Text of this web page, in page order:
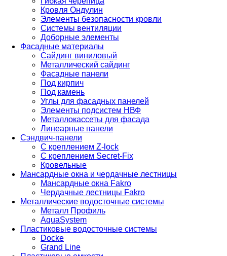
Кровля Ондулин
Элементы безопасности кровли
Системы вентиляции
Доборные элементы
Фасадные материалы
Сайдинг виниловый
Металлический сайдинг
Фасадные панели
Под кирпич
Под камень
Углы для фасадных панелей
Элементы подсистем НВФ
Металлокассеты для фасада
Линеарные панели
Сэндвич-панели
С креплением Z-lock
С креплением Secret-Fix
Кровельные
Мансардные окна и чердачные лестницы
Мансардные окна Fakro
Чердачные лестницы Fakro
Металлические водосточные системы
Металл Профиль
AquaSystem
Пластиковые водосточные системы
Docke
Grand Line